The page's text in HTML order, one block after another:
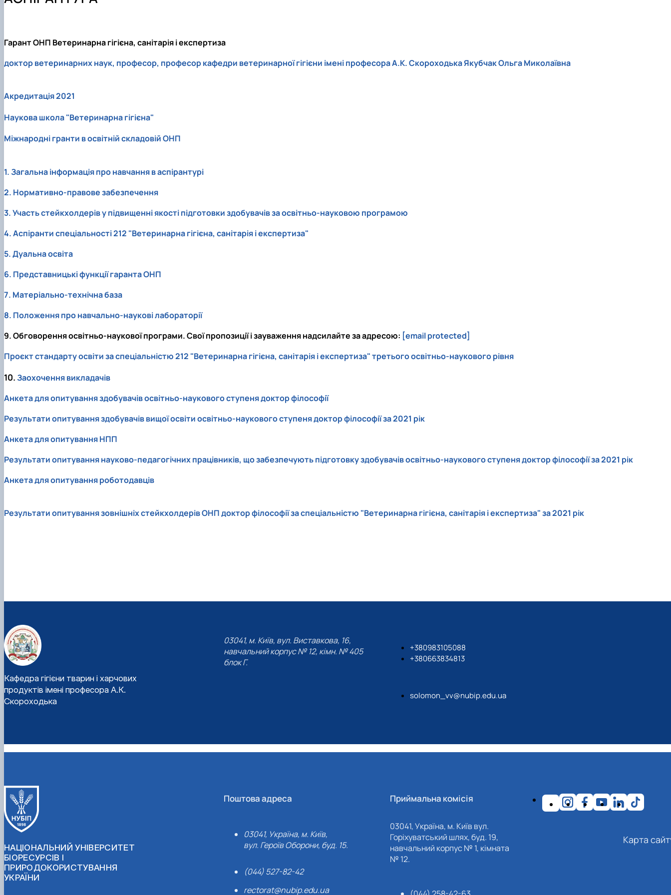
Аспірантура
Гарант ОНП Ветеринарна гігієна, санітарія і експертиза
доктор ветеринарних наук, професор, професор кафедри ветеринарної гігієни імені професора А.К. Скороходька Якубчак Ольга Миколаївна
Акредитація 2021
Наукова школа "Ветеринарна гігієна"
Міжнародні гранти в освітній складовій ОНП
1. Загальна інформація про навчання в аспірантурі
2. Нормативно-правове забезпечення
3. Участь стейкхолдерів у підвищенні якості підготовки здобувачів за освітньо-науковою програмою
4. Аспіранти спеціальності 212 "Ветеринарна гігієна, санітарія і експертиза"
5. Дуальна освіта
6. Представницькі функції гаранта ОНП
7. Матеріально-технічна база
8. Положення про навчально-наукові лабораторії
9. Обговорення освітньо-наукової програми. Свої пропозиції і зауваження надсилайте за адресою: [email protected]
Проєкт стандарту освіти за спеціальністю 212 "Ветеринарна гігієна, санітарія і експертиза" третього освітньо-наукового рівня
10.Заохочення викладачів
Анкета для опитування здобувачів освітньо-наукового ступеня доктор філософії
Результати опитування здобувачів вищої освіти освітньо-наукового ступеня доктор філософії за 2021 рік
Анкета для опитування НПП
Результати опитування науково-педагогічних працівників, що забезпечують підготовку здобувачів освітньо-наукового ступеня доктор філософії за 2021 рік
Анкета для опитування роботодавців
Результати опитування зовнішніх стейкхолдерів ОНП доктор філософії за спеціальністю "Ветеринарна гігієна, санітарія і експертиза" за 2021 рік
Кафедра гігієни тварин і харчових
продуктів імені професора А.К.
Скороходька
03041, м. Київ, вул. Виставкова, 16,
навчальний корпус № 12, кімн. № 405
блок Г.
+380983105088
+380663834813
solomon_vv@nubip.edu.ua
НАЦІОНАЛЬНИЙ УНІВЕРСИТЕТ
БІОРЕСУРСІВ І
ПРИРОДОКОРИСТУВАННЯ
УКРАЇНИ
Поштова адреса
03041, Україна, м. Київ,
вул. Героїв Оборони, буд. 15.
(044) 527-82-42
rectorat@nubip.edu.ua
Приймальна комісія
03041, Україна, м. Київ вул.
Горіхуватський шлях, буд. 19,
навчальний корпус № 1, кімната
№ 12.
Карта